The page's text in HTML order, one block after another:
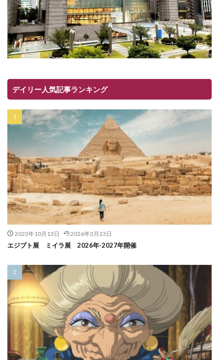
デイリー人気記事ランキング
2023年10月13日 2026年3月23日
エジプト展 ミイラ展 2026年-2027年開催